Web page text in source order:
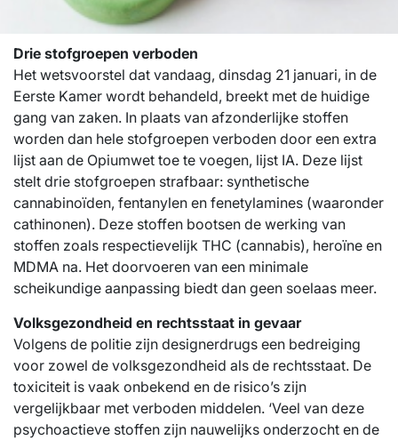
Drie stofgroepen verboden
Het wetsvoorstel dat vandaag, dinsdag 21 januari, in de
Eerste Kamer wordt behandeld, breekt met de huidige
gang van zaken. In plaats van afzonderlijke stoffen
worden dan hele stofgroepen verboden door een extra
lijst aan de Opiumwet toe te voegen, lijst IA. Deze lijst
stelt drie stofgroepen strafbaar: synthetische
cannabinoïden, fentanylen en fenetylamines (waaronder
cathinonen). Deze stoffen bootsen de werking van
stoffen zoals respectievelijk THC (cannabis), heroïne en
MDMA na. Het doorvoeren van een minimale
scheikundige aanpassing biedt dan geen soelaas meer.
Volksgezondheid en rechtsstaat in gevaar
Volgens de politie zijn designerdrugs een bedreiging
voor zowel de volksgezondheid als de rechtsstaat. De
toxiciteit is vaak onbekend en de risico’s zijn
vergelijkbaar met verboden middelen. ‘Veel van deze
psychoactieve stoffen zijn nauwelijks onderzocht en de